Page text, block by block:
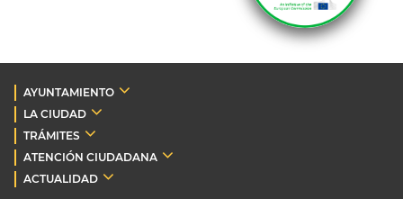
AYUNTAMIENTO
LA CIUDAD
TRÁMITES
ATENCIÓN CIUDADANA
ACTUALIDAD